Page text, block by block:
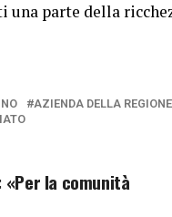
parte della
AZIENDA DELLA
la comunità